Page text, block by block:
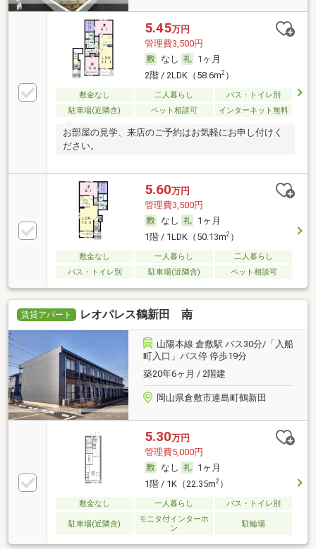
5.45万円
管理費3,500円
なし
1ヶ月
2階 / 2LDK（58.6m2）
敷金なし 二人暮らし
バス・トイレ別
駐車場(近隣含)
ペット相談可 インターネット無料
お部屋の見学、来店のご予約はお気軽にお申し付けく
ださい。
5.60万円
管理費3,500円
なし
1ヶ月
1階 / 1LDK（50.13m2）
敷金なし 一人暮らし
二人暮らし
バス・トイレ別
駐車場(近隣含) ペット相談可
賃貸アパート レオパレス鶴新田 南
山陽本線 倉敷駅 バス30分/「入船
町入口」バス停 停歩19分
築20年6ヶ月 / 2階建
岡山県倉敷市連島町鶴新田
5.30万円
管理費5,000円
なし
1ヶ月
1階 / 1K（22.35m2）
敷金なし 一人暮らし バス・トイレ別
駐車場(近隣含)
モニタ付インターホ
ン
駐輪場